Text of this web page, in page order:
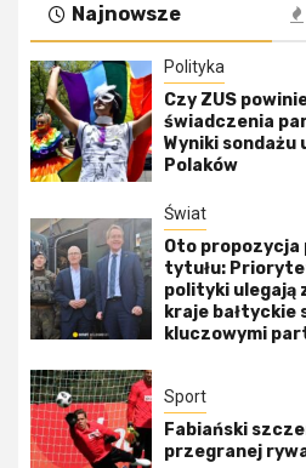
Najnowsze
Polityka
Czy ZUS
świadczenia
Wyniki sondażu
Polaków
Świat
Oto
tytułu:
polityki ulegają
kraje bałtyckie
kluczowymi
Sport
Fabiański
przegranej